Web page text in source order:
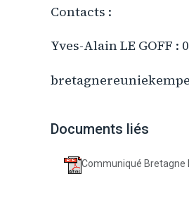
Contacts :
Yves-Alain LE GOFF :
Documents liés
Communiqué Bretagne